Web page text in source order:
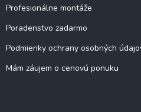
Profesionálne montáže
Poradenstvo zadarmo
Podmienky ochrany osobných
Mám záujem o cenovú ponuku